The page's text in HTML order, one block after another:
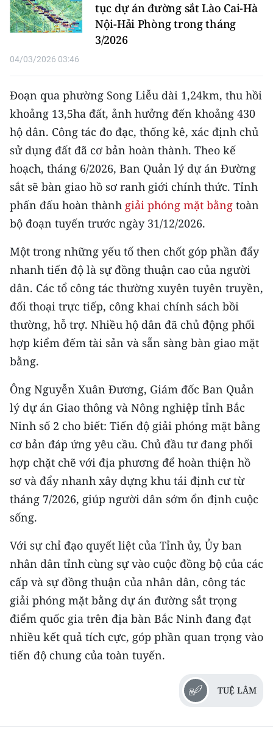
Media Y tế
Media Khoa học - Công nghệ
Ảnh
Infographic
TIN MỚI
TIN ĐỊA PHƯƠNG
Trung du và miền núi phía Bắc
Đồng bằng sông Hồng
Bắc Trung Bộ
Duyên hải Nam Trung Bộ và Tây
Nguyên
Đông Nam Bộ
Đồng bằng sông Cửu Long
Chuyên trang Hà Nội
Chuyên trang TP. Hồ Chí Minh
CHUYÊN ĐỀ
CÁC CHUYÊN TRANG
VỀ BÁO NHÂN DÂN
THỜI NAY
NHÂN DÂN CUỐI TUẦN
NHÂN DÂN HẰNG THÁNG
MUA BÁO
tục dự án đường sắt Lào Cai-Hà
Nội-Hải Phòng trong tháng
3/2026
04/03/2026 03:46
Đoạn qua phường Song Liễu dài 1,24km, thu hồi
khoảng 13,5ha đất, ảnh hưởng đến khoảng 430
hộ dân. Công tác đo đạc, thống kê, xác định chủ
sử dụng đất đã cơ bản hoàn thành. Theo kế
hoạch, tháng 6/2026, Ban Quản lý dự án Đường
sắt sẽ bàn giao hồ sơ ranh giới chính thức. Tỉnh
phấn đấu hoàn thành giải phóng mặt bằng toàn
bộ đoạn tuyến trước ngày 31/12/2026.
Một trong những yếu tố then chốt góp phần đẩy
nhanh tiến độ là sự đồng thuận cao của người
dân. Các tổ công tác thường xuyên tuyên truyền,
đối thoại trực tiếp, công khai chính sách bồi
thường, hỗ trợ. Nhiều hộ dân đã chủ động phối
hợp kiểm đếm tài sản và sẵn sàng bàn giao mặt
bằng.
Ông Nguyễn Xuân Đương, Giám đốc Ban Quản
lý dự án Giao thông và Nông nghiệp tỉnh Bắc
Ninh số 2 cho biết: Tiến độ giải phóng mặt bằng
cơ bản đáp ứng yêu cầu. Chủ đầu tư đang phối
hợp chặt chẽ với địa phương để hoàn thiện hồ
sơ và đẩy nhanh xây dựng khu tái định cư từ
tháng 7/2026, giúp người dân sớm ổn định cuộc
sống.
Với sự chỉ đạo quyết liệt của Tỉnh ủy, Ủy ban
nhân dân tỉnh cùng sự vào cuộc đồng bộ của các
cấp và sự đồng thuận của nhân dân, công tác
giải phóng mặt bằng dự án đường sắt trọng
điểm quốc gia trên địa bàn Bắc Ninh đang đạt
nhiều kết quả tích cực, góp phần quan trọng vào
tiến độ chung của toàn tuyến.
TUỆ LÂM